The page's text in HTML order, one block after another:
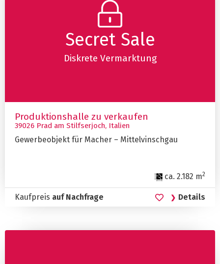
Secret Sale
Diskrete Vermarktung
Produktionshalle zu verkaufen
39026 Prad am Stilfserjoch, Italien
Gewerbeobjekt für Macher – Mittelvinschgau
ca. 2.182 m2
Kaufpreis auf Nachfrage Details